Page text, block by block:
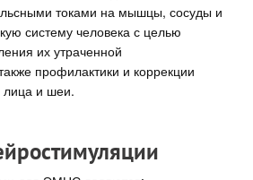
токами на мышцы, сосуды и
систему человека с целью
их утраченной
профилактики и коррекции
лица и шеи.